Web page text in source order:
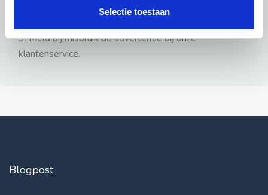
Selectie toestaan
3: Meld bij misbruik de advertentie bij onze
klantenservice.
Blogpost